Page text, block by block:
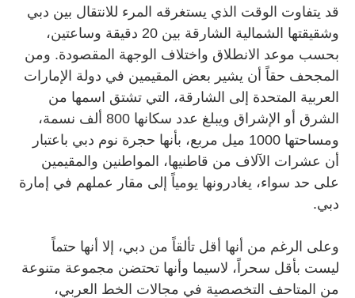
قد يتفاوت الوقت الذي يستغرقه المرء للانتقال بين دبي
وشقيقتها الشمالية الشارقة بين 20 دقيقة وساعتين،
بحسب موعد الانطلاق واختلاف الوجهة المقصودة. ومن
المجحف حقاً أن يشير بعض المقيمين في دولة الإمارات
العربية المتحدة إلى الشارقة، التي تشتق اسمها من
الشرق أو الإشراق ويبلغ عدد سكانها 800 ألف نسمة،
ومساحتها 1000 ميل مربع، بأنها حجرة نوم دبي باعتبار
أن عشرات الآلاف من قاطنيها، المواطنين والمقيمين
على حد سواء، يغادرونها يومياً إلى مقار عملهم في إمارة
دبي.
وعلى الرغم من أنها أقل تألقاً من دبي، إلا أنها حتماً
ليست بأقل سحراً، لاسيما وأنها تحتضن مجموعة متنوعة
من المتاحف التخصصية في مجالات الخط العربي،